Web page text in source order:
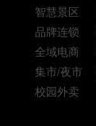
智慧景区
品牌连锁
全域电商
集市/夜市
校园外卖